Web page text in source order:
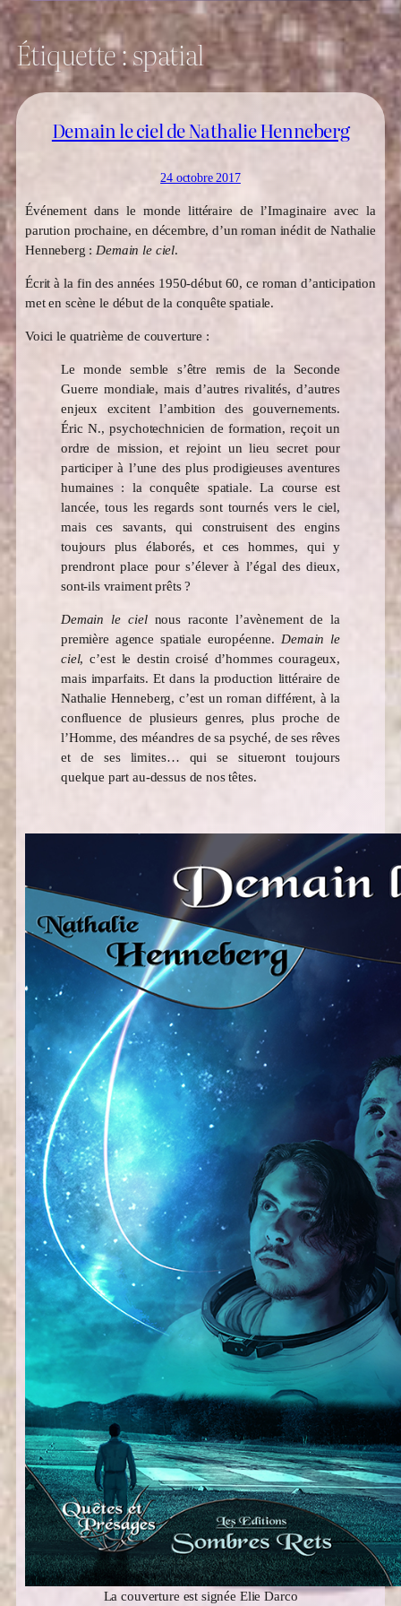
Étiquette :spatial
Demain le ciel de Nathalie Henneberg
24 octobre 2017
Événement dans le monde littéraire de l’Imaginaire avec la
parution prochaine, en décembre, d’un roman inédit de Nathalie
Henneberg : Demain le ciel.
Écrit à la fin des années 1950-début 60, ce roman d’anticipation
met en scène le début de la conquête spatiale.
Voici le quatrième de couverture :
Le monde semble s’être remis de la Seconde
Guerre mondiale, mais d’autres rivalités, d’autres
enjeux excitent l’ambition des gouvernements.
Éric N., psychotechnicien de formation, reçoit un
ordre de mission, et rejoint un lieu secret pour
participer à l’une des plus prodigieuses aventures
humaines : la conquête spatiale. La course est
lancée, tous les regards sont tournés vers le ciel,
mais ces savants, qui construisent des engins
toujours plus élaborés, et ces hommes, qui y
prendront place pour s’élever à l’égal des dieux,
sont-ils vraiment prêts ?
Demain le cielnous raconte l’avènement de la
première agence spatiale européenne. Demain le
ciel, c’est le destin croisé d’hommes courageux,
mais imparfaits. Et dans la production littéraire de
Nathalie Henneberg, c’est un roman différent, à la
confluence de plusieurs genres, plus proche de
l’Homme, des méandres de sa psyché, de ses rêves
et de ses limites… qui se situeront toujours
quelque part au-dessus de nos têtes.
La couverture est signée Elie Darco